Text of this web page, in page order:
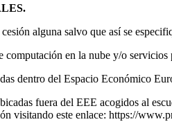
alguna salvo que así se
en la nube y/o
dentro del Espacio Económico
fuera del EEE acogidos al
visitando este enlace: https://